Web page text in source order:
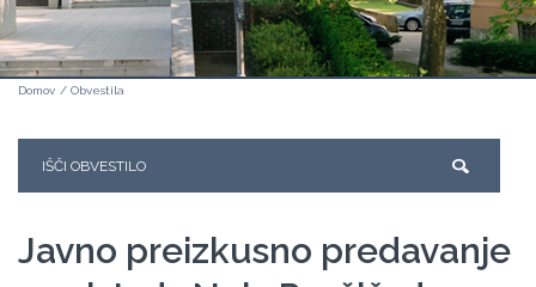
Domov / Obvestila
Javno preizkusno predavanje